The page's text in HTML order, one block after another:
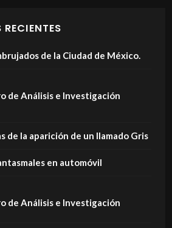
de la Ciudad de México.
de Análisis e Investigación
de la aparición de un llamado Gris
en automóvil
de Análisis e Investigación